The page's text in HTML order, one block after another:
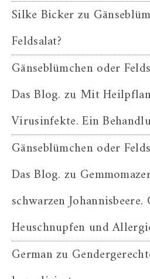
Silke Bickerzu
Feldsalat?
Gänseblümchen oder
Das Blog. zu Mit
Virusinfekte. Ein
Gänseblümchen oder
Das Blog. zu
schwarzen Johannisbeere.
Heuschnupfen und
Germanzu